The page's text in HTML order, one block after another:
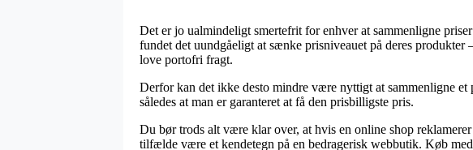
Det er jo ualmindeligt smertefrit for enhver at sammenligne
fundet det uundgåeligt at sænke prisniveauet på deres
love portofri fragt.
Derfor kan det ikke desto mindre være nyttigt at sammenligne
således at man er garanteret at få den prisbilligste pris.
Du bør trods alt være klar over, at hvis en online shop
tilfælde være et kendetegn på en bedragerisk webbutik. Køb